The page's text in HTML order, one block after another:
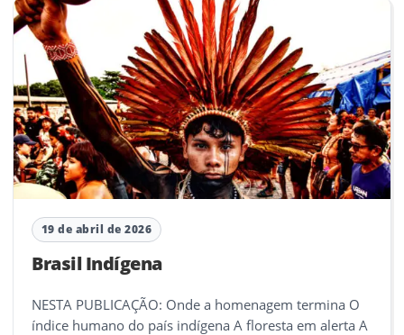
19 de abril de 2026
Brasil Indígena
NESTA PUBLICAÇÃO: Onde a homenagem termina O
índice humano do país indígena A floresta em alerta A